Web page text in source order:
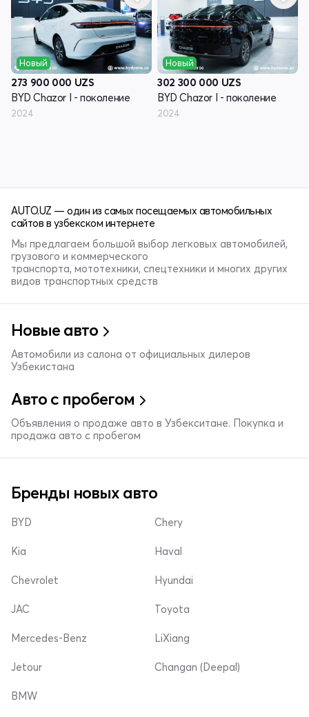
Новый
273 900 000 UZS
BYD Chazor I - поколение
2024
Новый
302 300 000 UZS
BYD Chazor I - поколение
2024
AUTO.UZ — один из самых посещаемых автомобильных
сайтов в узбекском интернете
Мы предлагаем большой выбор легковых автомобилей,
грузового и коммерческого
транспорта, мототехники, спецтехники и многих других
видов транспортных средств
Новые авто
Автомобили из салона от официальных дилеров
Узбекистана
Авто с пробегом
Объявления о продаже авто в Узбекситане. Покупка и
продажа авто с пробегом
Бренды новых авто
BYD
Kia
Chevrolet
Chery
Haval
Hyundai
JAC
Mercedes-Benz
Jetour
Toyota
LiXiang
Changan (Deepal)
BMW